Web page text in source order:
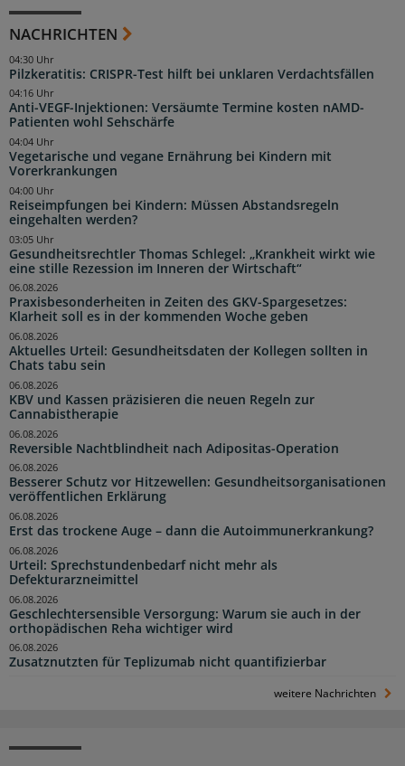
NACHRICHTEN
Pilzkeratitis: CRISPR-Test hilft bei unklaren Verdachtsfällen
04:30 Uhr
Anti-VEGF-Injektionen: Versäumte Termine kosten nAMD-
Patienten wohl Sehschärfe
04:16 Uhr
Vegetarische und vegane Ernährung bei Kindern mit
Vorerkrankungen
04:04 Uhr
Reiseimpfungen bei Kindern: Müssen Abstandsregeln
eingehalten werden?
04:00 Uhr
Gesundheitsrechtler Thomas Schlegel: „Krankheit wirkt wie
eine stille Rezession im Inneren der Wirtschaft“
03:05 Uhr
Praxisbesonderheiten in Zeiten des GKV-Spargesetzes:
Klarheit soll es in der kommenden Woche geben
06.08.2026
Aktuelles Urteil: Gesundheitsdaten der Kollegen sollten in
Chats tabu sein
06.08.2026
KBV und Kassen präzisieren die neuen Regeln zur
Cannabistherapie
06.08.2026
Reversible Nachtblindheit nach Adipositas-Operation
06.08.2026
Besserer Schutz vor Hitzewellen: Gesundheitsorganisationen
veröffentlichen Erklärung
06.08.2026
Erst das trockene Auge – dann die Autoimmunerkrankung?
06.08.2026
Urteil: Sprechstundenbedarf nicht mehr als
Defekturarzneimittel
06.08.2026
Geschlechtersensible Versorgung: Warum sie auch in der
orthopädischen Reha wichtiger wird
06.08.2026
Zusatznutzten für Teplizumab nicht quantifizierbar
06.08.2026
weitere Nachrichten